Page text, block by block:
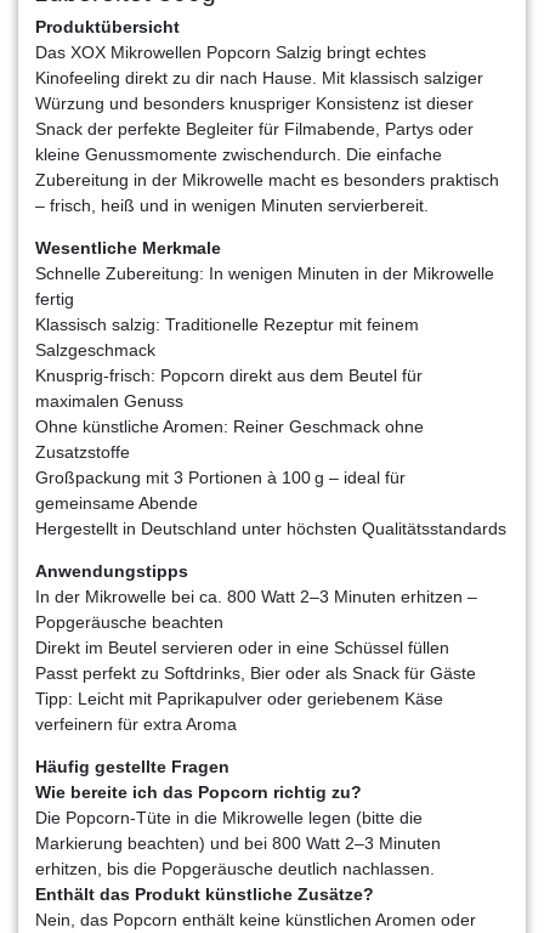
Produktübersicht
Das XOX Mikrowellen Popcorn Salzig bringt echtes
Kinofeeling direkt zu dir nach Hause. Mit klassisch salziger
Würzung und besonders knuspriger Konsistenz ist dieser
Snack der perfekte Begleiter für Filmabende, Partys oder
kleine Genussmomente zwischendurch. Die einfache
Zubereitung in der Mikrowelle macht es besonders praktisch
– frisch, heiß und in wenigen Minuten servierbereit.
Wesentliche Merkmale
Schnelle Zubereitung: In wenigen Minuten in der Mikrowelle
fertig
Klassisch salzig: Traditionelle Rezeptur mit feinem
Salzgeschmack
Knusprig-frisch: Popcorn direkt aus dem Beutel für
maximalen Genuss
Ohne künstliche Aromen: Reiner Geschmack ohne
Zusatzstoffe
Großpackung mit 3 Portionen à 100 g – ideal für
gemeinsame Abende
Hergestellt in Deutschland unter höchsten Qualitätsstandards
Anwendungstipps
In der Mikrowelle bei ca. 800 Watt 2–3 Minuten erhitzen –
Popgeräusche beachten
Direkt im Beutel servieren oder in eine Schüssel füllen
Passt perfekt zu Softdrinks, Bier oder als Snack für Gäste
Tipp: Leicht mit Paprikapulver oder geriebenem Käse
verfeinern für extra Aroma
Häufig gestellte Fragen
Wie bereite ich das Popcorn richtig zu?
Die Popcorn-Tüte in die Mikrowelle legen (bitte die
Markierung beachten) und bei 800 Watt 2–3 Minuten
erhitzen, bis die Popgeräusche deutlich nachlassen.
Enthält das Produkt künstliche Zusätze?
Nein, das Popcorn enthält keine künstlichen Aromen oder